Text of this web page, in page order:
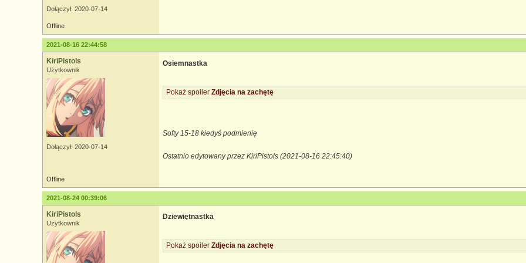
Dołączył: 2020-07-14
Offline
2021-08-16 22:44:58
KiriPistols
Użytkownik
Dołączył: 2020-07-14
Osiemnastka
Pokaż spoiler Zdjęcia na zachętę
Softy 15-18 kiedyś podmienię
Ostatnio edytowany przez KiriPistols (2021-08-16 22:45:40)
Offline
2021-08-24 00:39:06
KiriPistols
Użytkownik
Dziewiętnastka
Pokaż spoiler Zdjęcia na zachętę